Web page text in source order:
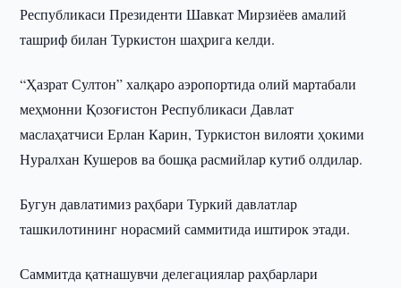
Республикаси Президенти Шавкат Мирзиёев амалий
ташриф билан Туркистон шаҳрига келди.
“Ҳазрат Султон” халқаро аэропортида олий мартабали
меҳмонни Қозоғистон Республикаси Давлат
маслаҳатчиси Ерлан Карин, Туркистон вилояти ҳокими
Нуралхан Кушеров ва бошқа расмийлар кутиб олдилар.
Бугун давлатимиз раҳбари Туркий давлатлар
ташкилотининг норасмий саммитида иштирок этади.
Саммитда қатнашувчи делегациялар раҳбарлари